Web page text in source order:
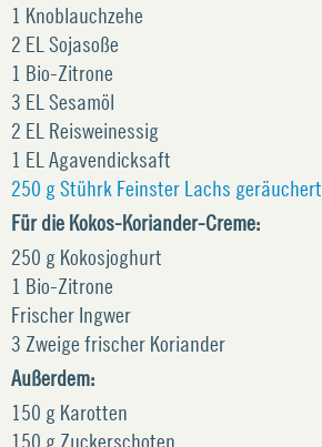
1 Knoblauchzehe
2 EL Sojasoße
1 Bio-Zitrone
3 EL Sesamöl
2 EL Reisweinessig
1 EL Agavendicksaft
250 g Stührk Feinster Lachs geräuchert
Für die Kokos-Koriander-Creme:
250 g Kokosjoghurt
1 Bio-Zitrone
Frischer Ingwer
3 Zweige frischer Koriander
Außerdem:
150 g Karotten
150 g Zuckerschoten